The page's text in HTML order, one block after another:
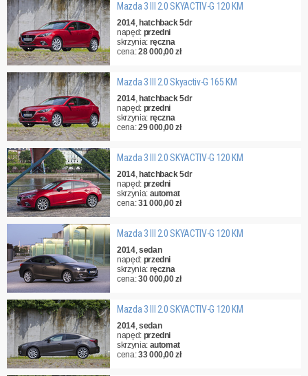
Mazda 3 III 2.0 SKYACTIV-G 120 KM
2014, hatchback 5dr
napęd: przedni
skrzynia: ręczna
cena:28 000,00 zł
Mazda 3 III 2.0 Skyactiv-G 165 KM
2014, hatchback 5dr
napęd: przedni
skrzynia: ręczna
cena:29 000,00 zł
Mazda 3 III 2.0 SKYACTIV-G 120 KM
2014, hatchback 5dr
napęd: przedni
skrzynia: automat
cena:31 000,00 zł
Mazda 3 III 2.0 SKYACTIV-G 120 KM
2014,sedan
napęd: przedni
skrzynia: ręczna
cena:30 000,00 zł
Mazda 3 III 2.0 SKYACTIV-G 120 KM
2014,sedan
napęd: przedni
skrzynia: automat
cena:33 000,00 zł